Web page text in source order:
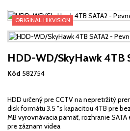
ORIGINAL HIKVISION
HDD-WD/SkyHawk 4TB
Kód 582754
HDD určený pre CCTV na nepretržitý
disk formátu 3.5 "s kapacitou 4TB pre
MB vyrovnávacia pamäť, rozhranie
pre záznam videa